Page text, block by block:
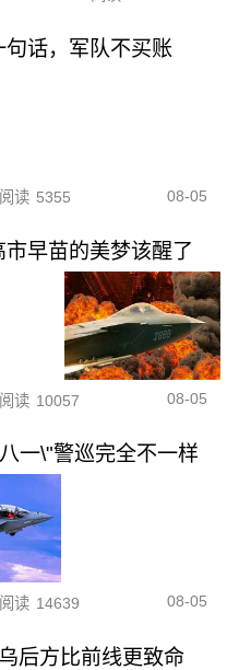
话，军队不买账
阅读 5355 08-05
早苗的美梦该醒了
阅读 10057 08-05
一\"警巡完全不一样
阅读 14639 08-05
后方比前线更致命